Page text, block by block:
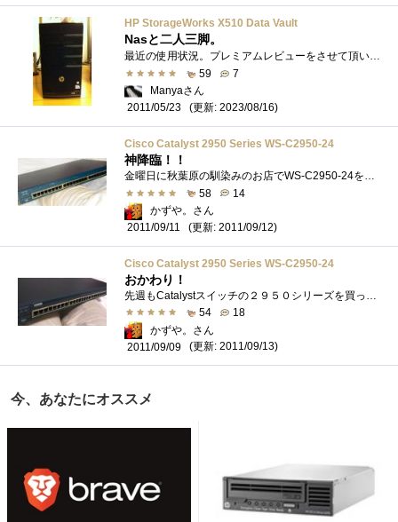
HP StorageWorks X510 Data Vault
Nasと二人三脚。
最近の使用状況。プレミアムレビューをさせて頂いたI-ODATA様のLANDISKと共存共栄を図っている所です。上のトレイがLANDISK置き場にピッタリ♪NASが�...
59
7
Manyaさん
2011/05/23
(更新: 2023/08/16)
Cisco Catalyst 2950 Series WS-C2950-24
神降臨！！
金曜日に秋葉原の馴染みのお店でWS-C2950-24を購入↓しかしインターフェイスが死んでいて、うるさい箱。。。そうしたらお店で返金してくれるとい...
58
14
かずや。さん
2011/09/11
(更新: 2011/09/12)
Cisco Catalyst 2950 Series WS-C2950-24
おかわり！
54
18
かずや。さん
2011/09/09
(更新: 2011/09/13)
今、あなたにオススメ